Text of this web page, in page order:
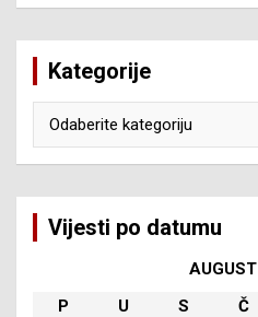
Kategorije
Vijesti po datumu
P
U S Č